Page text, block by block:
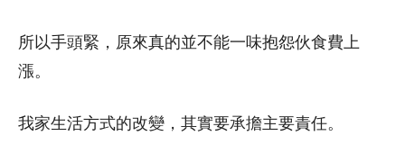
所以手頭緊，原來真的並不能一味抱怨伙食費上
漲。
我家生活方式的改變，其實要承擔主要責任。